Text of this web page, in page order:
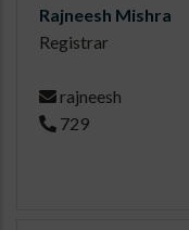
Rajneesh Mishra
Registrar
rajneesh
729